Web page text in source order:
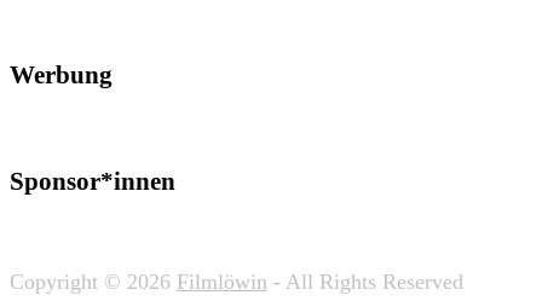
Werbung
Sponsor*innen
Copyright © 2026 Filmlöwin - All Rights Reserved